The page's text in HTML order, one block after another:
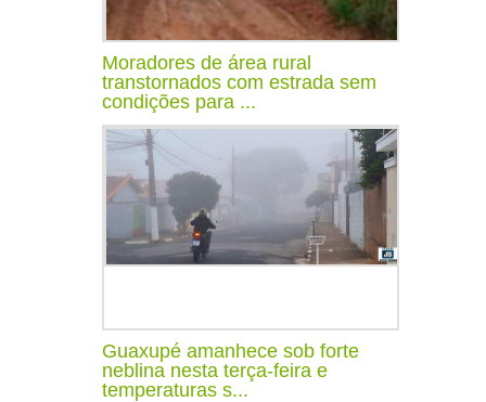
Moradores de área rural
transtornados com estrada sem
condições para ...
Guaxupé amanhece sob forte
neblina nesta terça-feira e
temperaturas s...